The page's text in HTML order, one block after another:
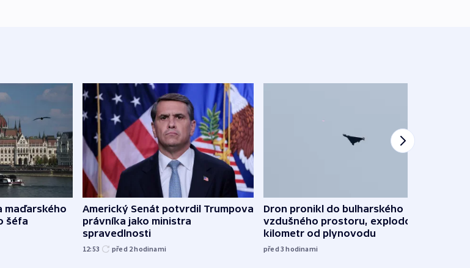
maďarského
šéfa
Americký Senát potvrdil Trumpova
právníka jako ministra
spravedlnosti
12:53 před 2hodinami
Dron pronikl do bulharského
vzdušného prostoru, explodoval
kilometr od plynovodu
před 3hodinami